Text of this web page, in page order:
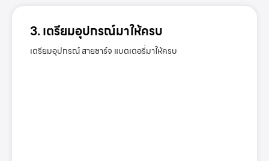
3. เตรียมอุปกรณ์มาให้ครบ
เตรียมอุปกรณ์ สายชาร์จ แบตเตอรี่มาให้ครบ